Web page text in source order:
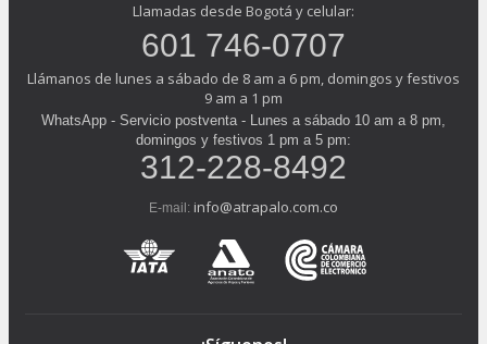
Llamadas desde Bogotá y celular:
601 746-0707
Llámanos de lunes a sábado de 8 am a 6 pm, domingos y festivos
9 am a 1 pm
WhatsApp - Servicio postventa - Lunes a sábado 10 am a 8 pm,
domingos y festivos 1 pm a 5 pm:
312-228-8492
E-mail: info@atrapalo.com.co